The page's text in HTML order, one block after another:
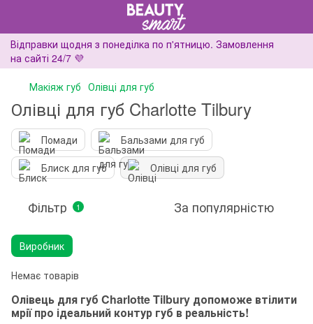
Відправки щодня з понеділка по п'ятницю. Замовлення
на сайті 24/7 💜
Макіяж губ Олівці для губ
Олівці для губ Charlotte Tilbury
Помади
Бальзами для губ
Блиск для губ
Олівці для губ
Фільтр 1 За популярністю
Виробник
Немає товарів
Олівець для губ Charlotte Tilbury допоможе втілити
мрії про ідеальний контур губ в реальність!